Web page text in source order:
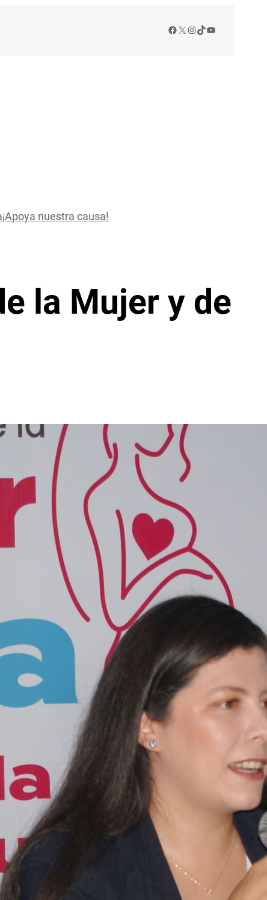
Facebook
X Instagram
TikTok
YouTube
¡Apoya nuestra causa!
la Mujer y de